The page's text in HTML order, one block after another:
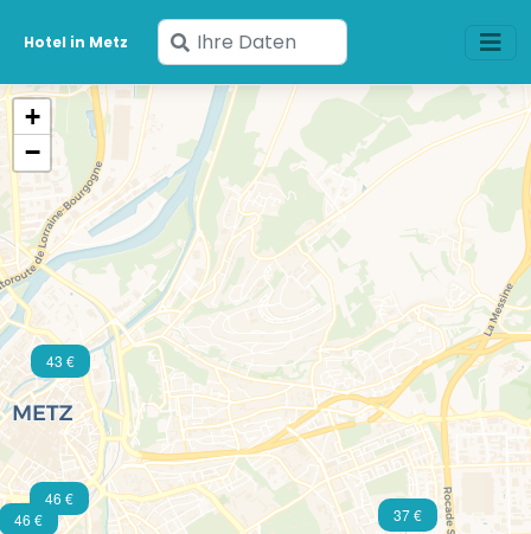
Hotel in Metz
Geben
Sie
Ihre
Daten
ein
37 €
43 €
46 €
46 €
+
−